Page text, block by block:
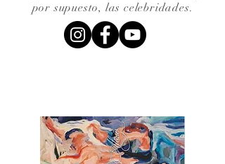
por supuesto, las celebridades.